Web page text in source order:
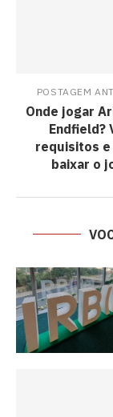
POSTAGEM
Onde jogar
Endfield?
requisitos e
baixar o